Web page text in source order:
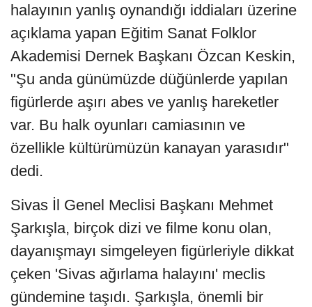
halayının yanlış oynandığı iddiaları üzerine
açıklama yapan Eğitim Sanat Folklor
Akademisi Dernek Başkanı Özcan Keskin,
"Şu anda günümüzde düğünlerde yapılan
figürlerde aşırı abes ve yanlış hareketler
var. Bu halk oyunları camiasının ve
özellikle kültürümüzün kanayan yarasıdır"
dedi.
Sivas İl Genel Meclisi Başkanı Mehmet
Şarkışla, birçok dizi ve filme konu olan,
dayanışmayı simgeleyen figürleriyle dikkat
çeken 'Sivas ağırlama halayını' meclis
gündemine taşıdı. Şarkışla, önemli bir